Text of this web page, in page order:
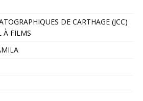
DE CARTHAGE (JCC)
À FILMS